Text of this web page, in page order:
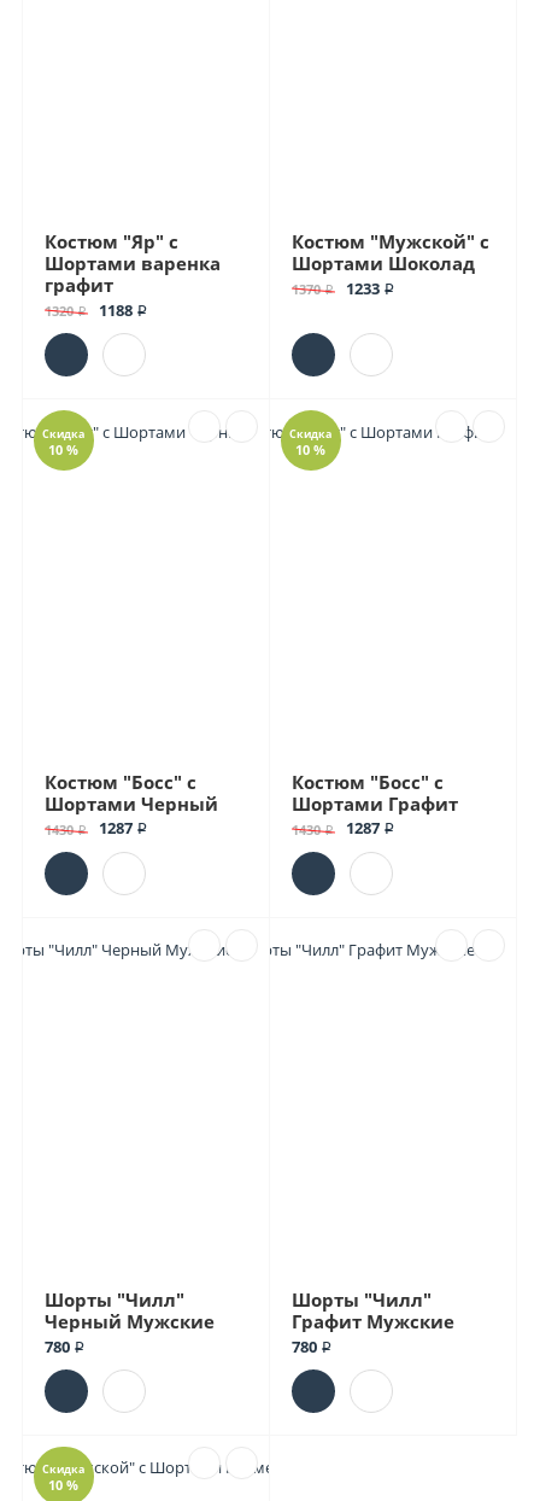
Костюм "Яр" с
Шортами варенка
графит
1320 ₽ 1188 ₽
Костюм "Мужской" с
Шортами Шоколад
1370 ₽ 1233 ₽
Скидка
10 %
Костюм "Босс" с
Шортами Черный
1430 ₽ 1287 ₽
Скидка
10 %
Костюм "Босс" с
Шортами Графит
1430 ₽ 1287 ₽
Шорты "Чилл"
Черный Мужские
780 ₽
Шорты "Чилл"
Графит Мужские
780 ₽
Скидка
10 %